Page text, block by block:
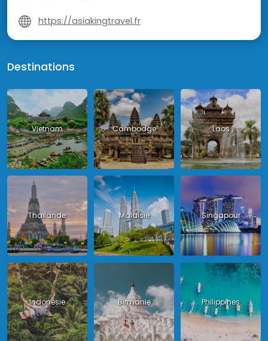
https://asiakingtravel.fr
Destinations
Vietnam Cambodge Laos
Thailande Malaisie Singapour
Indonésie Birmanie Philippines